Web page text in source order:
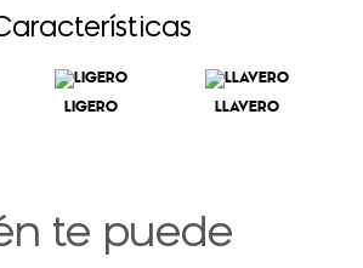
LIGERO LLAVERO
te puede